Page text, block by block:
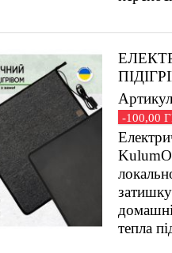
-100,00
тепла